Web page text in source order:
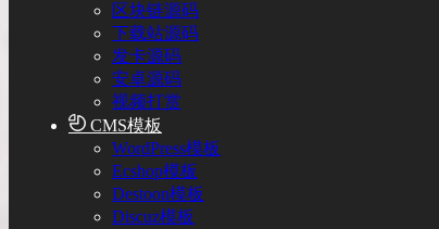
区块链源码
下载站源码
发卡源码
安卓源码
视频打赏
CMS模板
WordPress模板
Ecshop模板
Destoon模板
Discuz模板